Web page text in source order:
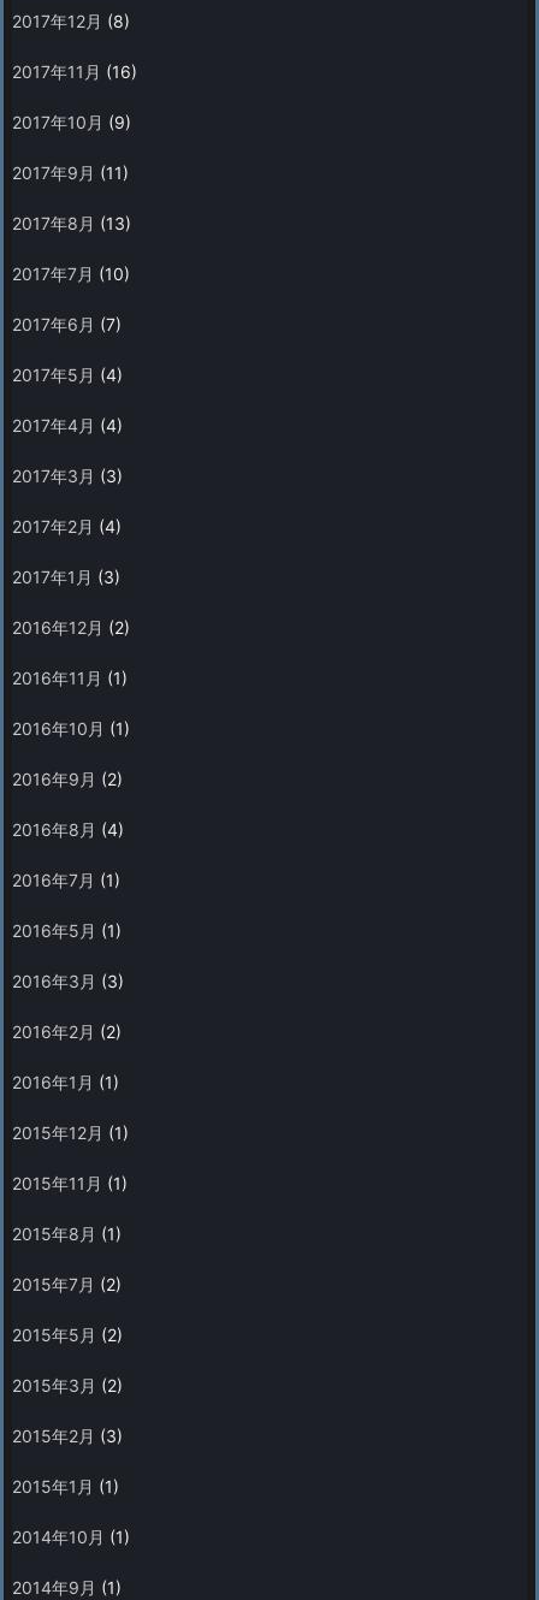
2017年12月 (8)
2017年11月 (16)
2017年10月 (9)
2017年9月 (11)
2017年8月 (13)
2017年7月 (10)
2017年6月 (7)
2017年5月 (4)
2017年4月 (4)
2017年3月 (3)
2017年2月 (4)
2017年1月 (3)
2016年12月 (2)
2016年11月 (1)
2016年10月 (1)
2016年9月 (2)
2016年8月 (4)
2016年7月 (1)
2016年5月 (1)
2016年3月 (3)
2016年2月 (2)
2016年1月 (1)
2015年12月 (1)
2015年11月 (1)
2015年8月 (1)
2015年7月 (2)
2015年5月 (2)
2015年3月 (2)
2015年2月 (3)
2015年1月 (1)
2014年10月 (1)
2014年9月 (1)